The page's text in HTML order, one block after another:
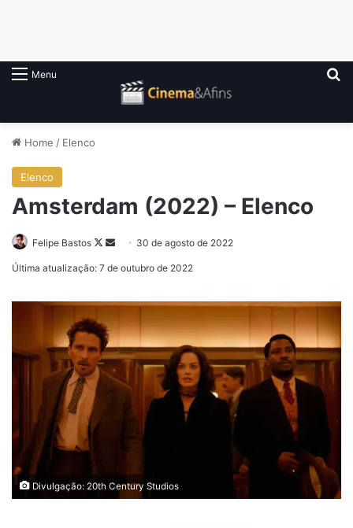
Menu
Home / Elenco
Elenco
Amsterdam (2022) – Elenco
Felipe Bastos
Follow
Mande
mail
30 de agosto de 2022
Última atualização: 7 de outubro de 2022
Divulgação: 20th Century Studios